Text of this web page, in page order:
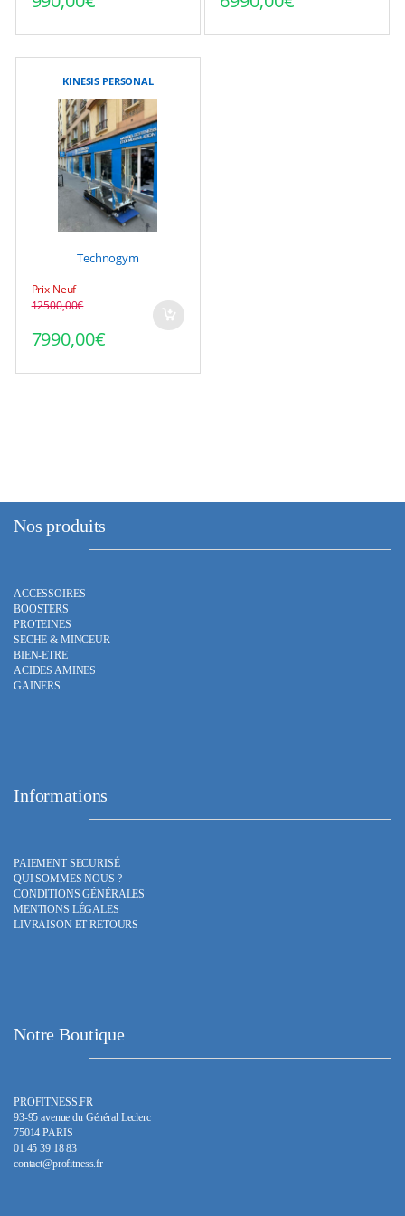
KINESIS PERSONAL
Technogym
Prix Neuf
12500,00€
Le prix initial était : 12500,00€.
7990,00€
Le prix actuel est : 7990,00€.
Nos produits
ACCESSOIRES
BOOSTERS
PROTEINES
SECHE & MINCEUR
BIEN-ETRE
ACIDES AMINES
GAINERS
Informations
PAIEMENT SECURISÉ
QUI SOMMES NOUS ?
CONDITIONS GÉNÉRALES
MENTIONS LÉGALES
LIVRAISON ET RETOURS
Notre Boutique
PROFITNESS.FR
93-95 avenue du Général Leclerc
75014 PARIS
01 45 39 18 83
contact@profitness.fr